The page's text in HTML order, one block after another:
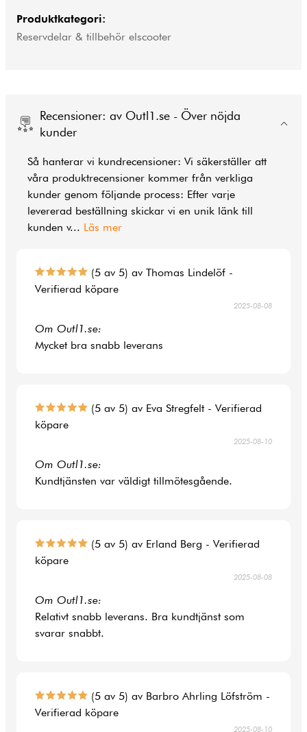
Produktkategori:
Reservdelar & tillbehör elscooter
Recensioner: av Outl1.se - Över nöjda
kunder
Så hanterar vi kundrecensioner: Vi säkerställer att
våra produktrecensioner kommer från verkliga
kunder genom följande process: Efter varje
levererad beställning skickar vi en unik länk till
kunden v... Läs mer
(5 av 5) av Thomas Lindelöf -
Verifierad köpare
2025-08-08
Om Outl1.se:
Mycket bra snabb leverans
(5 av 5) av Eva Stregfelt - Verifierad
köpare
2025-08-10
Om Outl1.se:
Kundtjänsten var väldigt tillmötesgående.
(5 av 5) av Erland Berg - Verifierad
köpare
2025-08-08
Om Outl1.se:
Relativt snabb leverans. Bra kundtjänst som
svarar snabbt.
(5 av 5) av Barbro Ahrling Löfström -
Verifierad köpare
2025-08-10